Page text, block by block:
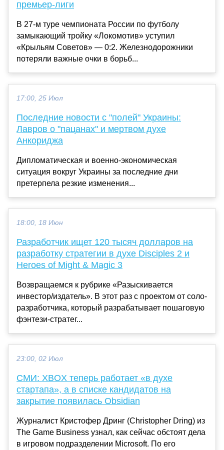
премьер-лиги
В 27-м туре чемпионата России по футболу
замыкающий тройку «Локомотив» уступил
«Крыльям Советов» — 0:2. Железнодорожники
потеряли важные очки в борьб...
17:00, 25 Июл
Последние новости с "полей" Украины:
Лавров о "пацанах" и мертвом духе
Анкориджа
Дипломатическая и военно-экономическая
ситуация вокруг Украины за последние дни
претерпела резкие изменения...
18:00, 18 Июн
Разработчик ищет 120 тысяч долларов на
разработку стратегии в духе Disciples 2 и
Heroes of Might & Magic 3
Возвращаемся к рубрике «Разыскивается
инвестор/издатель». В этот раз с проектом от соло-
разработчика, который разрабатывает пошаговую
фэнтези-стратег...
23:00, 02 Июл
СМИ: XBOX теперь работает «в духе
стартапа», а в списке кандидатов на
закрытие появилась Obsidian
Журналист Кристофер Дринг (Christopher Dring) из
The Game Business узнал, как сейчас обстоят дела
в игровом подразделении Microsoft. По его